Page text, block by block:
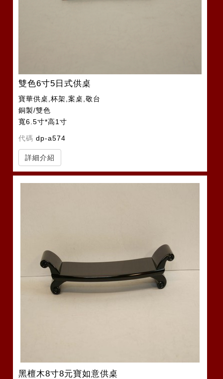
雙色6寸5日式供桌
寶華供桌,杯架,案桌,敬台
銅製/雙色
寬6.5寸*高1寸
代碼 dp-a574
詳細介紹
黑檀木8寸8元寶如意供桌